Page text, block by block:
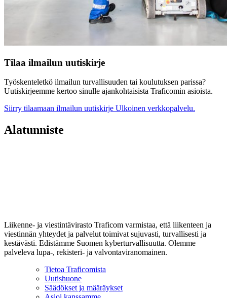
Tilaa ilmailun uutiskirje
Työskenteletkö ilmailun turvallisuuden tai koulutuksen parissa?
Uutiskirjeemme kertoo sinulle ajankohtaisista Traficomin asioista.
Siirry tilaamaan ilmailun uutiskirje Ulkoinen verkkopalvelu.
Alatunniste
Liikenne- ja viestintävirasto Traficom varmistaa, että liikenteen ja
viestinnän yhteydet ja palvelut toimivat sujuvasti, turvallisesti ja
kestävästi. Edistämme Suomen kyberturvallisuutta. Olemme
palveleva lupa-, rekisteri- ja valvontaviranomainen.
Tietoa Traficomista
Uutishuone
Säädökset ja määräykset